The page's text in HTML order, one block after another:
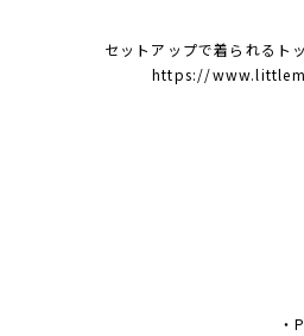
セットアップで着られるト
https://
・